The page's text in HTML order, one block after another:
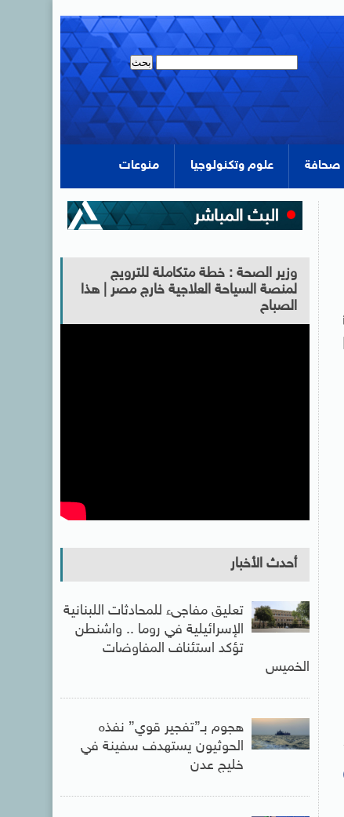
صحافة علوم وتكنولوجيا منوعات
وزير الصحة : خطة متكاملة للترويج
لمنصة السياحة العلاجية خارج مصر | هذا
الصباح
أحدث الأخبار
تعليق مفاجىء للمحادثات اللبنانية
الإسرائيلية في روما .. واشنطن
تؤكد استئناف المفاوضات
الخميس
هجوم بـ”تفجير قوي” نفذه
الحوثيون يستهدف سفينة في
خليج عدن